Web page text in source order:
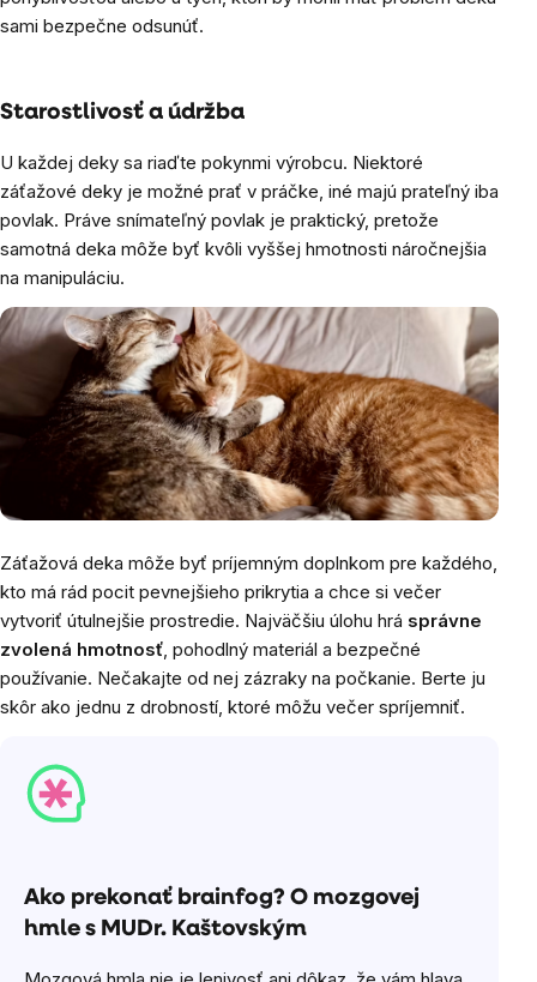
sami bezpečne odsunúť.
Starostlivosť a údržba
U každej deky sa riaďte pokynmi výrobcu. Niektoré
záťažové deky je možné prať v práčke, iné majú prateľný iba
povlak. Práve snímateľný povlak je praktický, pretože
samotná deka môže byť kvôli vyššej hmotnosti náročnejšia
na manipuláciu.
Záťažová deka môže byť príjemným doplnkom pre každého,
kto má rád pocit pevnejšieho prikrytia a chce si večer
vytvoriť útulnejšie prostredie. Najväčšiu úlohu hrá správne
zvolená hmotnosť, pohodlný materiál a bezpečné
používanie. Nečakajte od nej zázraky na počkanie. Berte ju
skôr ako jednu z drobností, ktoré môžu večer spríjemniť.
Ako prekonať brainfog? O mozgovej
hmle s MUDr. Kaštovským